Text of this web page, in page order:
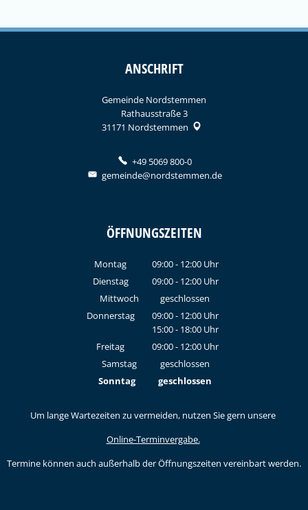
ANSCHRIFT
Gemeinde Nordstemmen
Rathausstraße 3
31171 Nordstemmen
+49 5069 800-0
gemeinde@nordstemmen.de
ÖFFNUNGSZEITEN
Montag 09:00- 12:00Uhr
Von 09:00 bis 12:00 Uhr
Dienstag 09:00- 12:00Uhr
Von 09:00 bis 12:00 Uhr
Mittwoch
geschlossen
Donnerstag
09:00- 12:00Uhr
Von 09:00 bis 12:00 Uhr
15:00- 18:00Uhr
Von 15:00 bis 18:00 Uhr
Freitag 09:00- 12:00Uhr
Von 09:00 bis 12:00 Uhr
Samstag
geschlossen
Sonntag
geschlossen
Um lange Wartezeiten zu vermeiden, nutzen Sie gern unsere
Online-Terminvergabe.
Termine können auch außerhalb der Öffnungszeiten vereinbart werden.